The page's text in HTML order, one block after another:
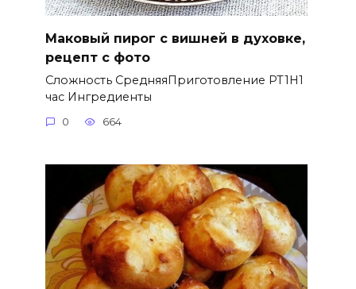
Маковый пирог с вишней в духовке,
рецепт с фото
Сложность СредняяПриготовление PT1H1
час Ингредиенты
0 664